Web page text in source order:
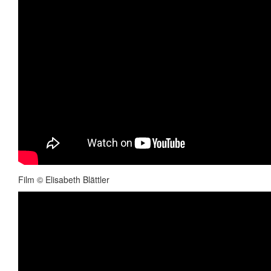
Film © Elisabeth Blättler